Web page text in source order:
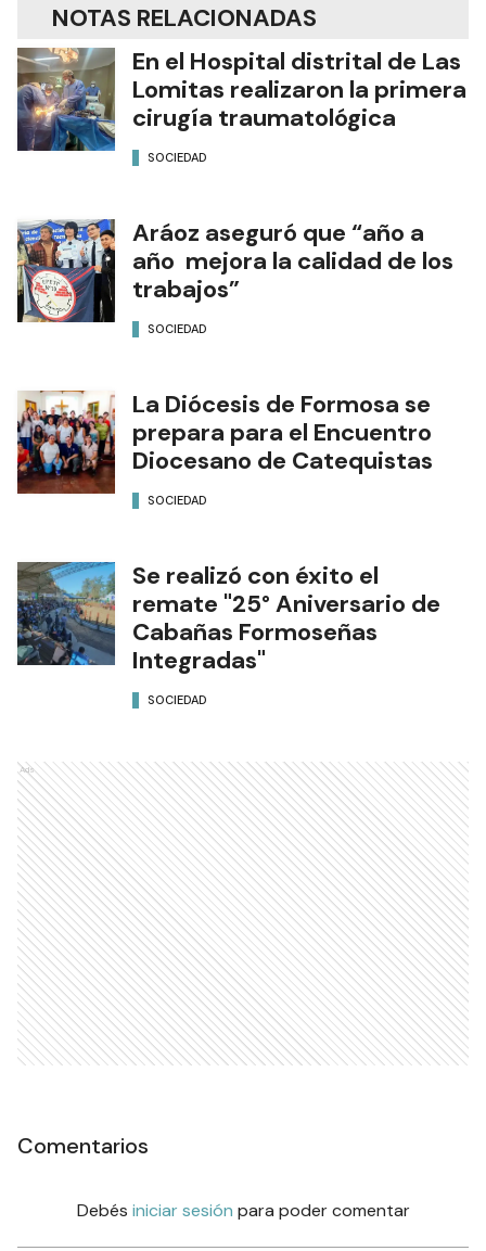
NOTAS RELACIONADAS
En el Hospital distrital de Las
Lomitas realizaron la primera
cirugía traumatológica
SOCIEDAD
Aráoz aseguró que “año a
año mejora la calidad de los
trabajos”
SOCIEDAD
La Diócesis de Formosa se
prepara para el Encuentro
Diocesano de Catequistas
SOCIEDAD
Se realizó con éxito el
remate "25° Aniversario de
Cabañas Formoseñas
Integradas"
SOCIEDAD
Ads
Comentarios
Debés iniciar sesión para poder comentar